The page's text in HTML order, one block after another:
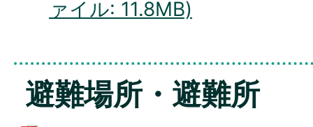
ァイル: 11.8MB)
避難場所・避難所